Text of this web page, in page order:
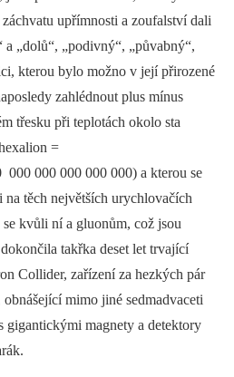
upřímnosti a zoufalství dali
a „dolů“, „podivný“, „půvabný“,
kterou bylo možno v její přirozené
zahlédnout plus mínus
třesku při teplotách okolo sta
=
000 000 000 000 000) a kterou se
těch největších urychlovačích
kvůli ní a gluonům, což jsou
takřka deset let trvající
Collider, zařízení za hezkých pár
mimo jiné sedmadvaceti
magnety a detektory